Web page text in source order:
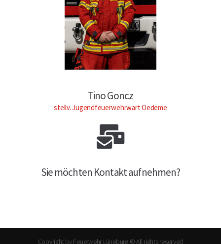
Tino Goncz
stellv. Jugendfeuerwehrwart Oedeme
Sie möchten Kontakt aufnehmen?
Copyright by Feuerwehr Lüneburg © All rights reserved